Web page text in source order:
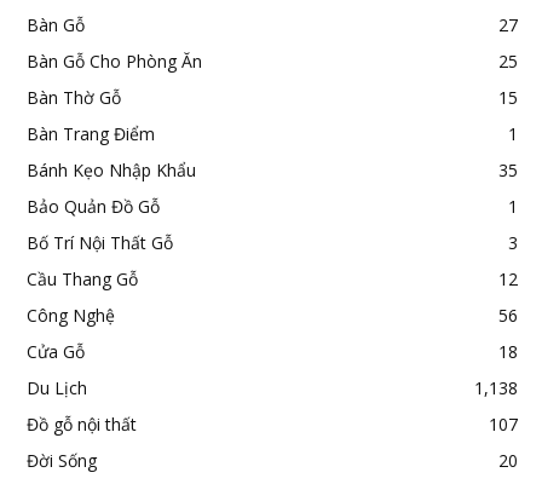
Bàn Gỗ
27
Bàn Gỗ Cho Phòng Ăn
25
Bàn Thờ Gỗ
15
Bàn Trang Điểm
1
Bánh Kẹo Nhập Khẩu
35
Bảo Quản Đồ Gỗ
1
Bố Trí Nội Thất Gỗ
3
Cầu Thang Gỗ
12
Công Nghệ
56
Cửa Gỗ
18
Du Lịch
1,138
Đồ gỗ nội thất
107
Đời Sống
20